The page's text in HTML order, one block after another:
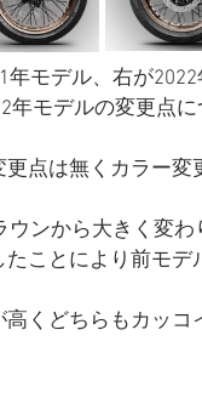
年モデル、右が
年モデルの変更点
点は無くカラー
ウンから大きく変
ことにより前モ
くどちらもカッコ